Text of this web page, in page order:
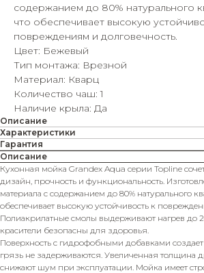
содержанием до 80% натурального
что обеспечивает высокую
повреждениям и долговечность.
Цвет: Бежевый
Тип монтажа: Врезной
Материал: Кварц
Количество чаш: 1
Наличие крыла: Да
Описание
Характеристики
Гарантия
Описание
Кухонная мойка Grandex Aqua серии Topline
дизайн, прочность и функциональность.
материала с содержанием до 80% натурального
обеспечивает высокую устойчивость к
Полиакрилатные смолы выдерживают нагрев до
красители безопасны для здоровья.
Поверхность с гидрофобными добавками
грязь не задерживаются. Увеличенная толщина
снижают шум при эксплуатации. Мойка имеет